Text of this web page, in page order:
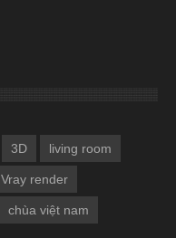
3D living room
Vray render
chùa việt nam